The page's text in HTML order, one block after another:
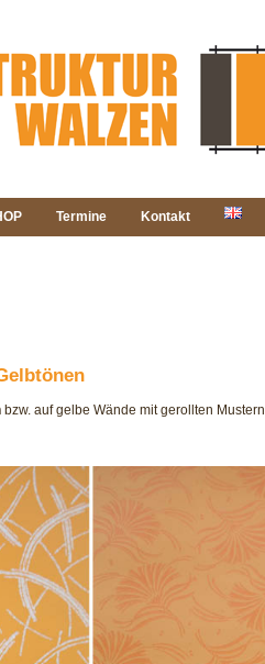
Termine Kontakt
bzw. auf gelbe Wände mit gerollten Mustern.